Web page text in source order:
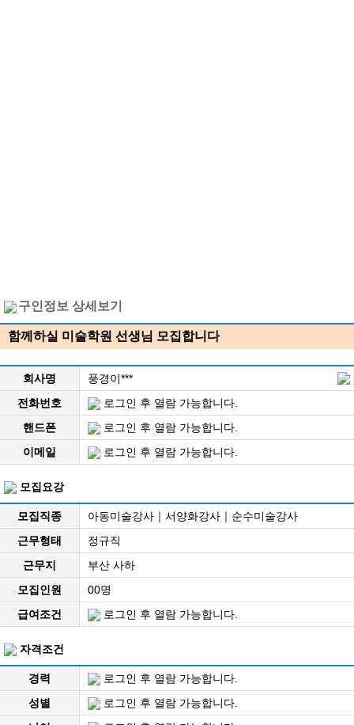
구인정보 상세보기
함께하실 미술학원 선생님 모집합니다
회사명
풍경이***
전화번호
로그인 후 열람 가능합니다.
핸드폰
로그인 후 열람 가능합니다.
이메일
로그인 후 열람 가능합니다.
모집요강
모집직종
아동미술강사｜서양화강사｜순수미술강사
근무형태
정규직
근무지
부산 사하
모집인원
00명
급여조건
로그인 후 열람 가능합니다.
자격조건
경력
로그인 후 열람 가능합니다.
성별
로그인 후 열람 가능합니다.